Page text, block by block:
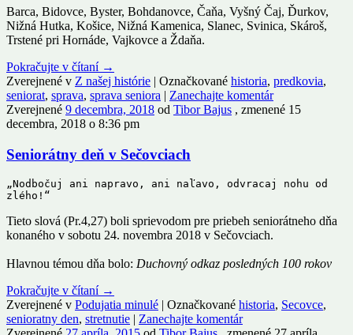
Barca, Bidovce, Byster, Bohdanovce, Čaňa, Vyšný Čaj, Ďurkov,
Nižná Hutka, Košice, Nižná Kamenica, Slanec, Svinica, Skároš,
Trstené pri Hornáde, Vajkovce a Ždaňa.
Pokračujte v čítaní →
Zverejnené v Z našej histórie | Označkované historia, predkovia,
seniorat, sprava, sprava seniora | Zanechajte komentár
Zverejnené 9 decembra, 2018 od Tibor Bajus , zmenené 15
decembra, 2018 o 8:36 pm
Seniorátny deň v Sečovciach
„Nodbočuj ani napravo, ani naľavo, odvracaj nohu od
zlého!“
Tieto slová (Pr.4,27) boli sprievodom pre priebeh seniorátneho dňa
konaného v sobotu 24. novembra 2018 v Sečovciach.
Hlavnou témou dňa bolo: Duchovný odkaz posledných 100 rokov
Pokračujte v čítaní →
Zverejnené v Podujatia minulé | Označkované historia, Secovce,
senioratny den, stretnutie | Zanechajte komentár